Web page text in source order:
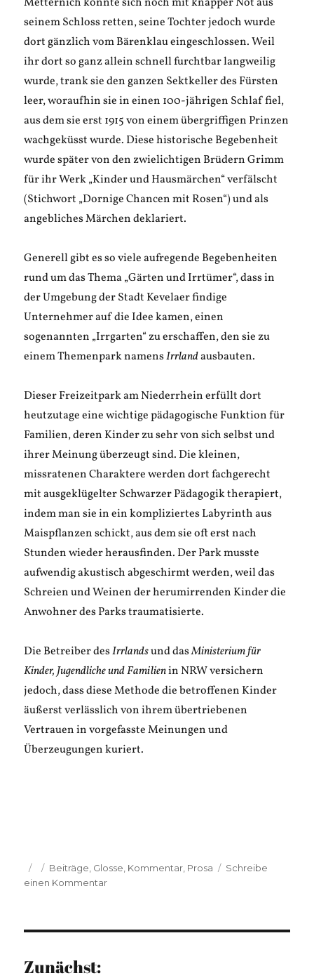
seinem Schloss retten, seine Tochter jedoch wurde
dort gänzlich vom Bärenklau eingeschlossen. Weil
ihr dort so ganz allein schnell furchtbar langweilig
wurde, trank sie den ganzen Sektkeller des Fürsten
leer, woraufhin sie in einen 100-jährigen Schlaf fiel,
aus dem sie erst 1915 von einem übergriffigen Prinzen
wachgeküsst wurde. Diese historische Begebenheit
wurde später von den zwielichtigen Brüdern Grimm
für ihr Werk „Kinder und Hausmärchen“ verfälscht
(Stichwort „Dornige Chancen mit Rosen“) und als
angebliches Märchen deklariert.
Generell gibt es so viele aufregende Begebenheiten
rund um das Thema „Gärten und Irrtümer“, dass in
der Umgebung der Stadt Kevelaer findige
Unternehmer auf die Idee kamen, einen
sogenannten „Irrgarten“ zu erschaffen, den sie zu
einem Themenpark namensIrrlandausbauten.
Dieser Freizeitpark am Niederrhein erfüllt dort
heutzutage eine wichtige pädagogische Funktion für
Familien, deren Kinder zu sehr von sich selbst und
ihrer Meinung überzeugt sind. Die kleinen,
missratenen Charaktere werden dort fachgerecht
mit ausgeklügelter Schwarzer Pädagogik therapiert,
indem man sie in ein kompliziertes Labyrinth aus
Maispflanzen schickt, aus dem sie oft erst nach
Stunden wieder herausfinden. Der Park musste
aufwendig akustisch abgeschirmt werden, weil das
Schreien und Weinen der herumirrenden Kinder die
Anwohner des Parks traumatisierte.
Die Betreiber desIrrlandsund dasMinisterium für
Kinder, Jugendliche und Familienin NRW versichern
jedoch, dass diese Methode die betroffenen Kinder
äußerst verlässlich von ihrem übertriebenen
Vertrauen in vorgefasste Meinungen und
Überzeugungen kuriert.
Veröffentlicht
am
Kategorien
Beiträge Glosse Kommentar Prosa
Schreibe
einen Kommentarzu
Zunächst: